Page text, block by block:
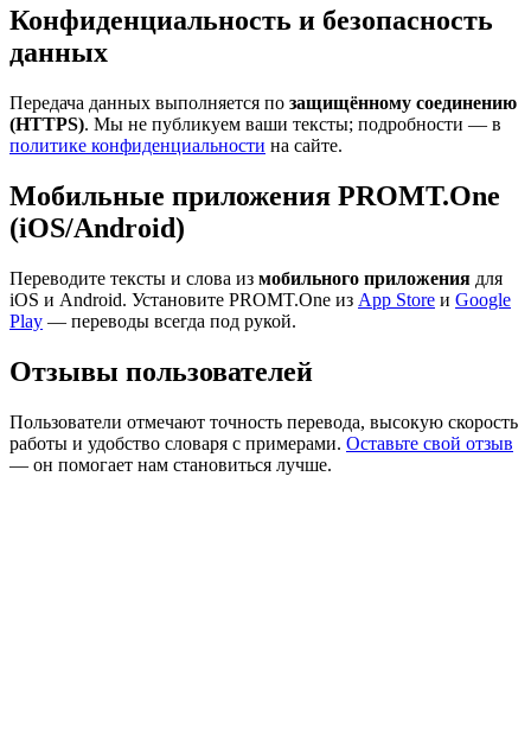
Конфиденциальность и безопасность
данных
Передача данных выполняется по защищённому соединению
(HTTPS). Мы не публикуем ваши тексты; подробности — в
политике конфиденциальности на сайте.
Мобильные приложения PROMT.One
(iOS/Android)
Переводите тексты и слова из мобильного приложения для
iOS и Android. Установите PROMT.One из App Store и Google
Play — переводы всегда под рукой.
Отзывы пользователей
Пользователи отмечают точность перевода, высокую скорость
работы и удобство словаря с примерами. Оставьте свой отзыв
— он помогает нам становиться лучше.